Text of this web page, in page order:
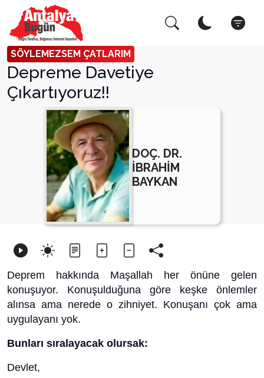
SÖYLEMEZSEM ÇATLARIM
Depreme Davetiye
Çıkartıyoruz!!
DOÇ. DR.
İBRAHİM
BAYKAN
Deprem hakkında Maşallah her önüne gelen
konuşuyor. Konuşulduğuna göre keşke önlemler
alınsa ama nerede o zihniyet. Konuşanı çok ama
uygulayanı yok.
Bunları sıralayacak olursak:
Devlet,
Arama Yap! Kapat